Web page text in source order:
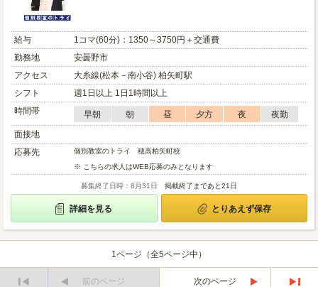
給与
1コマ(60分)：1350～3750円＋交通費
勤務地
安曇野市
アクセス
大糸線(松本－南小谷) 柏矢町駅
シフト
週1日以上 1日1時間以上
時間帯
早朝 朝 昼 夕方 夜
夜勤
面接地
応募先
個別教室のトライ 穂高柏矢町校
※ こちらの求人はWEB応募のみとなります
募集終了日時：8月31日 掲載終了まであと21日
詳細を見る とりあえず保存
1ページ（全5ページ中）
前のページ
次のページ